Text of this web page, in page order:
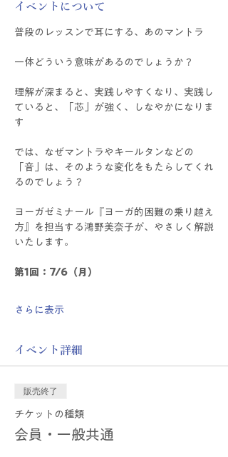
イベントについて
普段のレッスンで耳にする、あのマントラ
一体どういう意味があるのでしょうか？
理解が深まると、実践しやすくなり、実践し
ていると、「芯」が強く、しなやかになりま
す
では、なぜマントラやキールタンなどの
「音」は、そのような変化をもたらしてくれ
るのでしょう？
ヨーガゼミナール『ヨーガ的困難の乗り越え
方』を担当する鴻野美奈子が、やさしく解説
いたします。
第1回：7/6（月）
さらに表示
イベント詳細
販売終了
チケットの種類
会員・一般共通